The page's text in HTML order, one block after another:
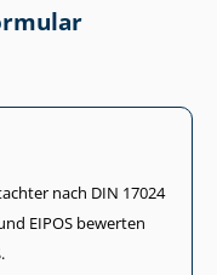
nach DIN 17024
EIPOS bewerten